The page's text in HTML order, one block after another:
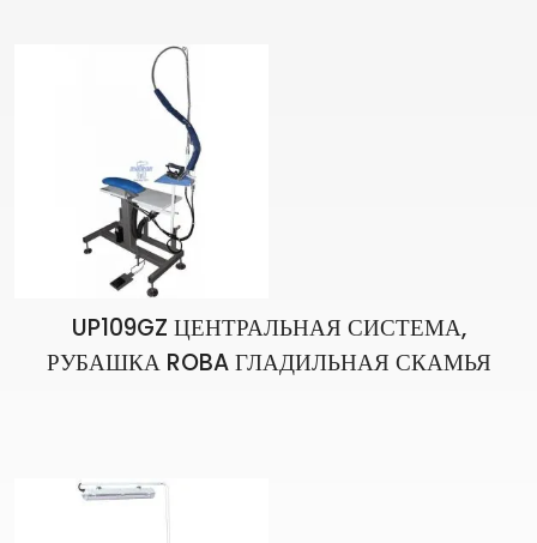
UP109GZ ЦЕНТРАЛЬНАЯ СИСТЕМА,
РУБАШКА ROBA ГЛАДИЛЬНАЯ СКАМЬЯ